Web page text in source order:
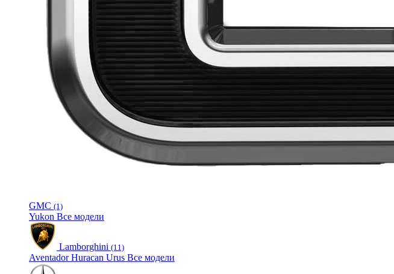
GMC (1)
Yukon Все модели
Lamborghini (11)
AventadorHuracan Urus Все модели